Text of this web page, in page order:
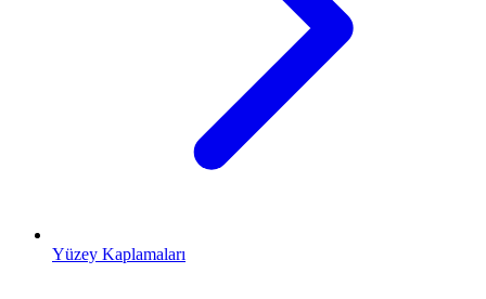
Yüzey Kaplamaları